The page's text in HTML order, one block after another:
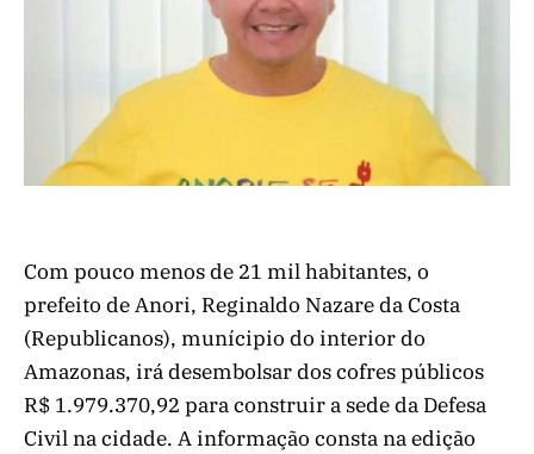
Com pouco menos de 21 mil habitantes, o
prefeito de Anori, Reginaldo Nazare da Costa
(Republicanos), munícipio do interior do
Amazonas, irá desembolsar dos cofres públicos
R$ 1.979.370,92 para construir a sede da Defesa
Civil na cidade. A informação consta na edição